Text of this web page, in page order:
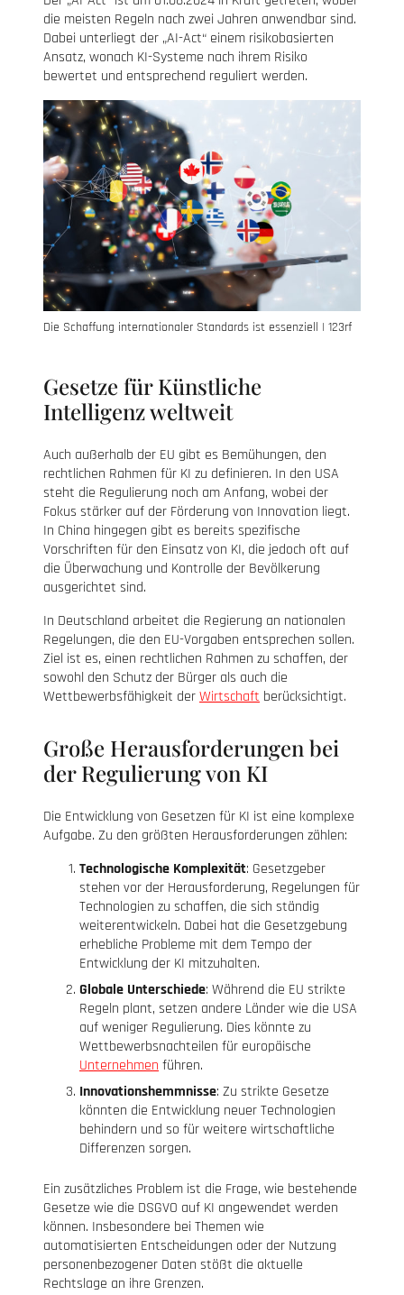
die meisten Regeln nach zwei Jahren anwendbar sind.
Dabei unterliegt der „AI-Act“ einem risikobasierten
Ansatz, wonach KI-Systeme nach ihrem Risiko
bewertet und entsprechend reguliert werden.
Die Schaffung internationaler Standards ist essenziell | 123rf
Gesetze für Künstliche
Intelligenz weltweit
Auch außerhalb der EU gibt es Bemühungen, den
rechtlichen Rahmen für KI zu definieren. In den USA
steht die Regulierung noch am Anfang, wobei der
Fokus stärker auf der Förderung von Innovation liegt.
In China hingegen gibt es bereits spezifische
Vorschriften für den Einsatz von KI, die jedoch oft auf
die Überwachung und Kontrolle der Bevölkerung
ausgerichtet sind.
In Deutschland arbeitet die Regierung an nationalen
Regelungen, die den EU-Vorgaben entsprechen sollen.
Ziel ist es, einen rechtlichen Rahmen zu schaffen, der
sowohl den Schutz der Bürger als auch die
Wettbewerbsfähigkeit derWirtschaft berücksichtigt.
Große Herausforderungen bei
der Regulierung von KI
Die Entwicklung von Gesetzen für KI ist eine komplexe
Aufgabe. Zu den größten Herausforderungen zählen:
Technologische Komplexität: Gesetzgeber
stehen vor der Herausforderung, Regelungen für
Technologien zu schaffen, die sich ständig
weiterentwickeln. Dabei hat die Gesetzgebung
erhebliche Probleme mit dem Tempo der
Entwicklung der KI mitzuhalten.
Globale Unterschiede: Während die EU strikte
Regeln plant, setzen andere Länder wie die USA
auf weniger Regulierung. Dies könnte zu
Wettbewerbsnachteilen für europäische
Unternehmenführen.
Innovationshemmnisse: Zu strikte Gesetze
könnten die Entwicklung neuer Technologien
behindern und so für weitere wirtschaftliche
Differenzen sorgen.
Ein zusätzliches Problem ist die Frage, wie bestehende
Gesetze wie die DSGVO auf KI angewendet werden
können. Insbesondere bei Themen wie
automatisierten Entscheidungen oder der Nutzung
personenbezogener Daten stößt die aktuelle
Rechtslage an ihre Grenzen.